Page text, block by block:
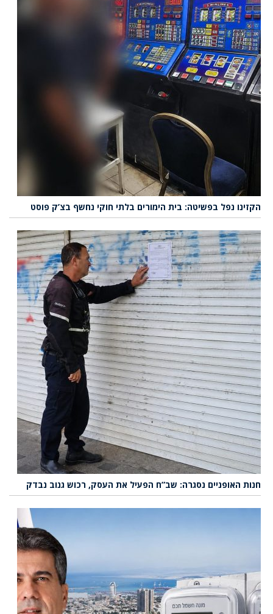
הקזינו נפל בפשיטה: בית הימורים בלתי חוקי נחשף בצ’ק פוסט
חנות האופניים נסגרה: שב”ח הפעיל את העסק, רכוש גנוב נבדק